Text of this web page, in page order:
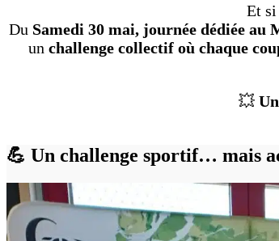
Et
Du Samedi 30 mai, journée dédiée au
un challenge collectif où chaque
💥
💪 Un challenge sportif… mais